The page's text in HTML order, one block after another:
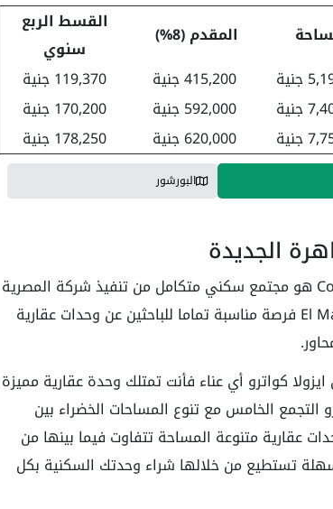
المقدم (8%)
القسط الربع
سنوي
415,200 جنية
119,370 جنية
592,000 جنية
170,200 جنية
620,000 جنية 178,250 جنية
البورشور
الجديدة
ايزولا كواترو Compound Isola Quattro New Cairo هو مجتمع سكني متكامل من تنفيذ شركة المصرية
جروب للتطوير العقاري El Masria Group Development فرصة مناسبة تماما للباحثين عن وحدات عقارية
كواترو أي عناء فأنت تمتلك وحدة عقارية مميزة
التجمع الخامس مع تنوع المساحات الخضراء بين
عقارية متنوعة المساحة تتفاوت فيما بينها من
تستطيع من خلالها شراء وحدتك السكنية بكل